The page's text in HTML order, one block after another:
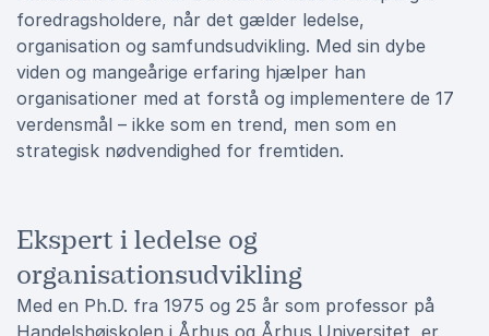
foredragsholdere, når det gælder ledelse,
organisation og samfundsudvikling. Med sin dybe
viden og mangeårige erfaring hjælper han
organisationer med at forstå og implementere de 17
verdensmål – ikke som en trend, men som en
strategisk nødvendighed for fremtiden.
Ekspert i ledelse og
organisationsudvikling
Med en Ph.D. fra 1975 og 25 år som professor på
Handelshøjskolen i Århus og Århus Universitet, er